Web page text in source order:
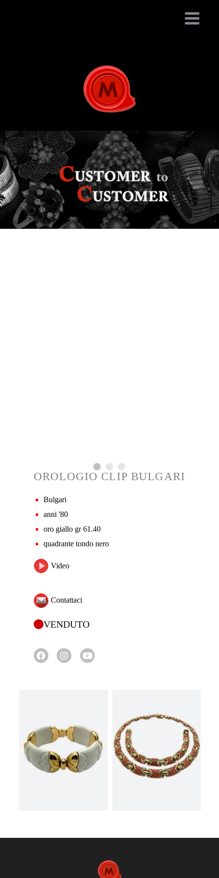
OROLOGIO CLIP BULGARI
Bulgari
anni '80
oro giallo gr 61.40
quadrante tondo nero
Video
Contattaci
VENDUTO